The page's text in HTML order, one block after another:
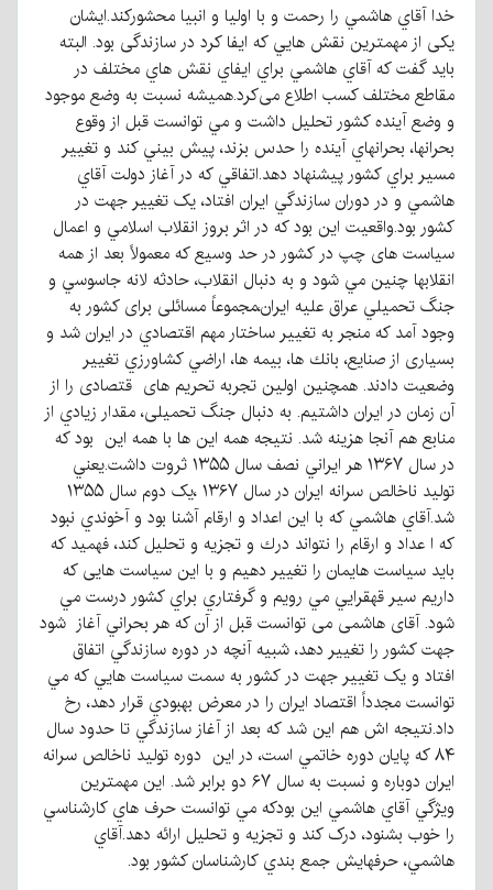
خدا آقاي هاشمي را رحمت و با اوليا و انبيا محشوركند.ایشان
یکی از مهمترين نقش هايي كه ايفا كرد در سازندگی بود. البته
باید گفت که آقاي هاشمي براي ايفاي نقش هاي مختلف در
مقاطع مختلف كسب اطلاع می‌کرد.هميشه نسبت به وضع موجود
و وضع آينده كشور تحليل داشت و مي توانست قبل از وقوع
بحرانها، بحرانهاي آينده را حدس بزند، پيش بيني كند و تغيير
مسير براي كشور پيشنهاد دهد.اتفاقي كه در آغاز دولت آقاي
هاشمي و در دوران سازندگي ايران افتاد، یک تغيير جهت در
كشور بود.واقعيت اين بود كه در اثر بروز انقلاب اسلامي و اعمال
سیاست های چپ در کشور در حد وسیع كه معمولاً بعد از همه
انقلابها چنین مي شود و به دنبال انقلاب، حادثه لانه جاسوسي و
جنگ تحميلي عراق عليه ايران،مجموعاً مسائلی برای کشور به
وجود آمد که منجر به تغيير ساختار مهم اقتصادي در ايران شد و
بسیاری از صنایع، بانك ها، بيمه ها، اراضي كشاورزي تغییر
وضعیت دادند. همچنین اولين تجربه تحريم های قتصادی را از
آن زمان در ايران داشتيم. به دنبال جنگ تحمیلی، مقدار زيادي از
منابع هم آنجا هزینه شد. نتيجه همه اين ها با همه این بود كه
در سال ۱۳۶۷ هر ايراني نصف سال ۱۳۵۵ ثروت داشت.يعني
توليد ناخالص سرانه ايران در سال ۱۳۶۷ ،یک دوم سال ۱۳۵۵
شد.آقاي هاشمي که با اين اعداد و ارقام آشنا بود و آخوندي نبود
كه ا عداد و ارقام را نتواند درك و تجزيه و تحليل كند، فهمید كه
بايد سياست هايمان را تغيير دهيم و با اين سياست هایی که
داريم سير قهقرايي مي رويم و گرفتاري براي كشور درست مي
شود. آقای هاشمی می توانست قبل از آن كه هر بحراني آغاز شود
جهت كشور را تغییر دهد، شبیه آنچه در دوره سازندگي اتفاق
افتاد و یک تغيير جهت در كشور به سمت سياست هايي كه مي
توانست مجدداً اقتصاد ايران را در معرض بهبودي قرار دهد، رخ
داد.نتيجه اش هم اين شد كه بعد از آغاز سازندگي تا حدود سال
۸۴ كه پايان دوره خاتمي است، در این دوره توليد ناخالص سرانه
ايران دوباره و نسبت به سال ۶۷ دو برابر شد. اين مهمترين
ويژگي آقاي هاشمي اين بودكه مي توانست حرف هاي كارشناسي
را خوب بشنود، درک كند و تجزيه و تحليل ارائه دهد.آقاي
هاشمي، حرفهايش جمع بندي كارشناسان كشور بود.